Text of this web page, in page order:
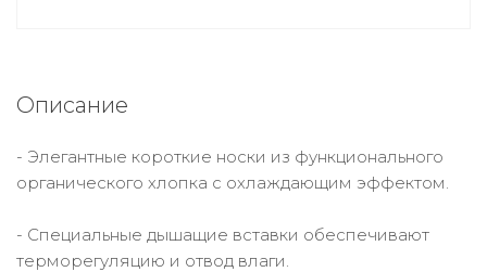
Описание
- Элегантные короткие носки из функционального
органического хлопка с охлаждающим эффектом.
- Специальные дышащие вставки обеспечивают
терморегуляцию и отвод влаги.